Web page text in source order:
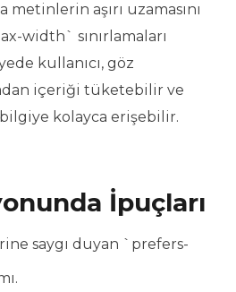
aşırı uzamasını
width` sınırlamaları
kullanıcı, göz
içeriği tüketebilir ve
kolayca erişebilir.
İpuçları
saygı duyan `prefers-